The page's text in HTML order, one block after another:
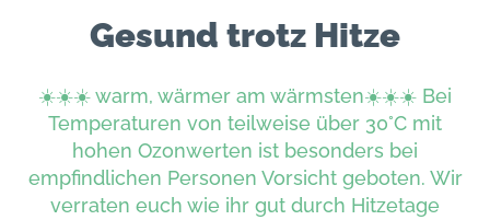
Gesund trotz Hitze
☀️☀️☀️ warm, wärmer am wärmsten☀️☀️☀️ Bei
Temperaturen von teilweise über 30°C mit
hohen Ozonwerten ist besonders bei
empfindlichen Personen Vorsicht geboten. Wir
verraten euch wie ihr gut durch Hitzetage